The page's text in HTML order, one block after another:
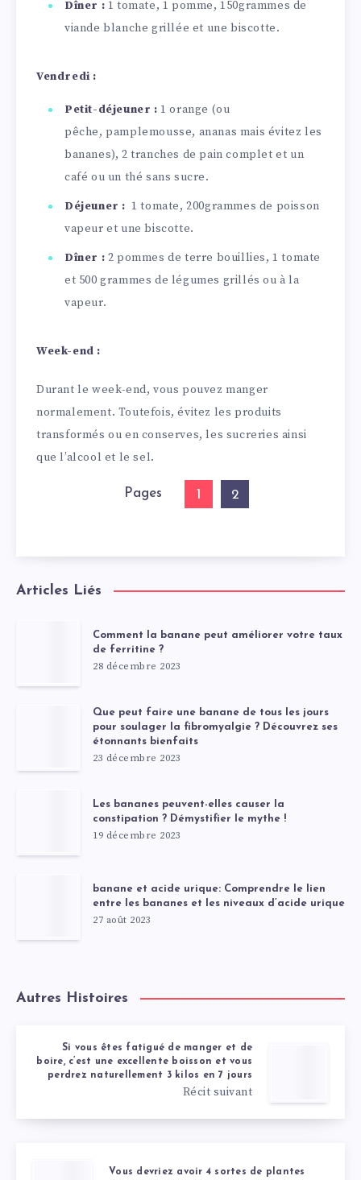
Dîner : 1 tomate, 1 pomme, 150grammes de
viande blanche grillée et une biscotte.
Vendredi :
Petit-déjeuner : 1 orange (ou
pêche, pamplemousse, ananas mais évitez les
bananes), 2 tranches de pain complet et un
café ou un thé sans sucre.
Déjeuner : 1 tomate, 200grammes de poisson
vapeur et une biscotte.
Dîner : 2 pommes de terre bouillies, 1 tomate
et 500 grammes de légumes grillés ou à la
vapeur.
Week-end :
Durant le week-end, vous pouvez manger
normalement. Toutefois, évitez les produits
transformés ou en conserves, les sucreries ainsi
que l’alcool et le sel.
Pages 1 2
Articles Liés
Comment la banane peut améliorer votre taux
de ferritine ?
28 décembre 2023
Que peut faire une banane de tous les jours
pour soulager la fibromyalgie ? Découvrez ses
étonnants bienfaits
23 décembre 2023
Les bananes peuvent-elles causer la
constipation ? Démystifier le mythe !
19 décembre 2023
banane et acide urique: Comprendre le lien
entre les bananes et les niveaux d’acide urique
27 août 2023
Autres Histoires
Si vous êtes fatigué de manger et de
boire, c’est une excellente boisson et vous
perdrez naturellement 3 kilos en 7 jours
Récit suivant
Vous devriez avoir 4 sortes de plantes